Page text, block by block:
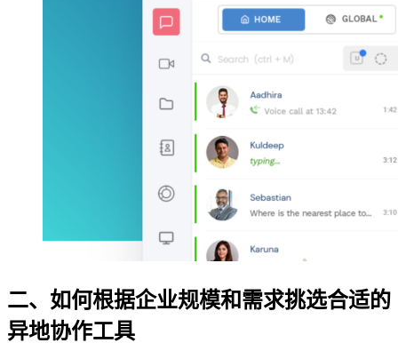
二、如何根据企业规模和需求挑选合适的
异地协作工具